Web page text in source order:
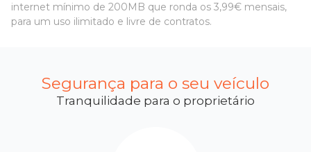
internet mínimo de 200MB que ronda os 3,99€ mensais,
para um uso ilimitado e livre de contratos.
Segurança para o seu veículo
Tranquilidade para o proprietário